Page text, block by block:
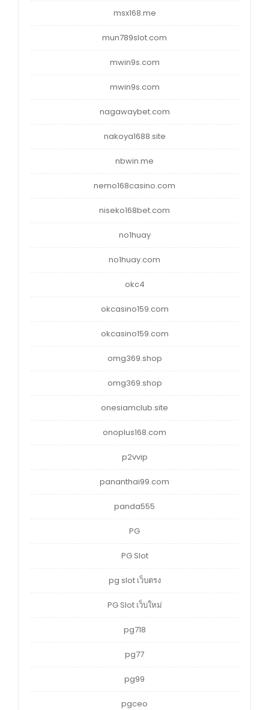
msx168.me
mun789slot.com
mwin9s.com
mwin9s.com
nagawaybet.com
nakoya1688.site
nbwin.me
nemo168casino.com
niseko168bet.com
no1huay
no1huay.com
okc4
okcasino159.com
okcasino159.com
omg369.shop
omg369.shop
onesiamclub.site
onoplus168.com
p2vvip
pananthai99.com
panda555
PG
PG Slot
pg slot เว็บตรง
PG Slot เว็บใหม่
pg718
pg77
pg99
pgceo